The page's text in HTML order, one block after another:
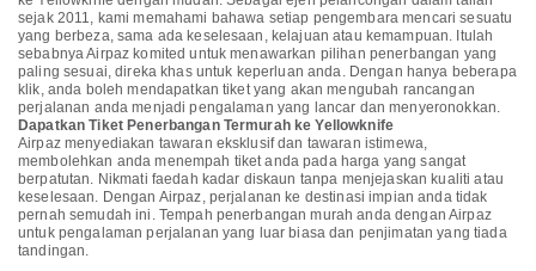
sejak 2011, kami memahami bahawa setiap pengembara mencari sesuatu
yang berbeza, sama ada keselesaan, kelajuan atau kemampuan. Itulah
sebabnya Airpaz komited untuk menawarkan pilihan penerbangan yang
paling sesuai, direka khas untuk keperluan anda. Dengan hanya beberapa
klik, anda boleh mendapatkan tiket yang akan mengubah rancangan
perjalanan anda menjadi pengalaman yang lancar dan menyeronokkan.
Dapatkan Tiket Penerbangan Termurah ke Yellowknife
Airpaz menyediakan tawaran eksklusif dan tawaran istimewa,
membolehkan anda menempah tiket anda pada harga yang sangat
berpatutan. Nikmati faedah kadar diskaun tanpa menjejaskan kualiti atau
keselesaan. Dengan Airpaz, perjalanan ke destinasi impian anda tidak
pernah semudah ini. Tempah penerbangan murah anda dengan Airpaz
untuk pengalaman perjalanan yang luar biasa dan penjimatan yang tiada
tandingan.